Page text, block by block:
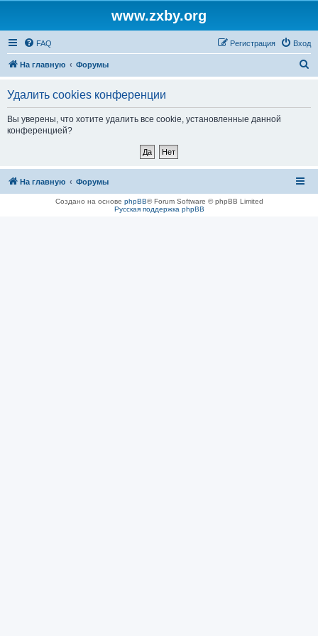
www.zxby.org
FAQ Вход
Регистрация
На главную Форумы
Удалить cookies конференции
Вы уверены, что хотите удалить все cookie, установленные данной
конференцией?
На главную Форумы
Создано на основе phpBB® Forum Software © phpBB Limited
Русская поддержка phpBB